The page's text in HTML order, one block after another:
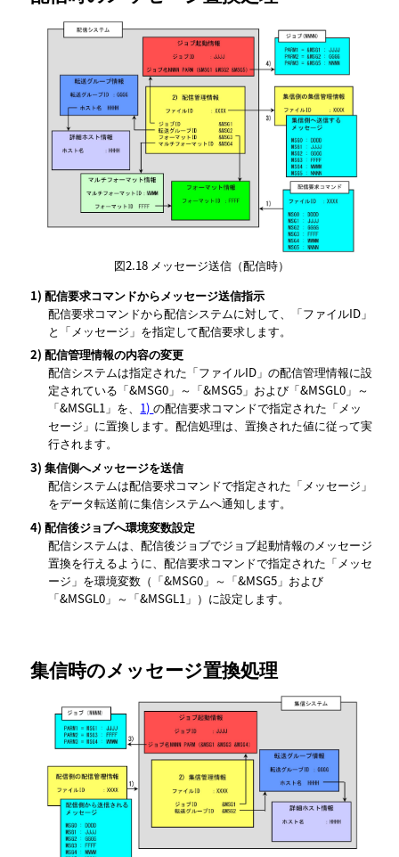
図2.18 メッセージ送信（配信時）
1)配信要求コマンドからメッセージ送信指示
配信要求コマンドから配信システムに対して、「ファイルID」
と「メッセージ」を指定して配信要求します。
2)配信管理情報の内容の変更
配信システムは指定された「ファイルID」の配信管理情報に設
定されている「&MSG0」～「&MSG5」および「&MSGL0」～
「&MSGL1」を、 1)の配信要求コマンドで指定された「メッ
セージ」に置換します。配信処理は、置換された値に従って実
行されます。
3)集信側へメッセージを送信
配信システムは配信要求コマンドで指定された「メッセージ」
をデータ転送前に集信システムへ通知します。
4)配信後ジョブへ環境変数設定
配信システムは、配信後ジョブでジョブ起動情報のメッセージ
置換を行えるように、配信要求コマンドで指定された「メッセ
ージ」を環境変数（「&MSG0」～「&MSG5」および
「&MSGL0」～「&MSGL1」）に設定します。
集信時のメッセージ置換処理